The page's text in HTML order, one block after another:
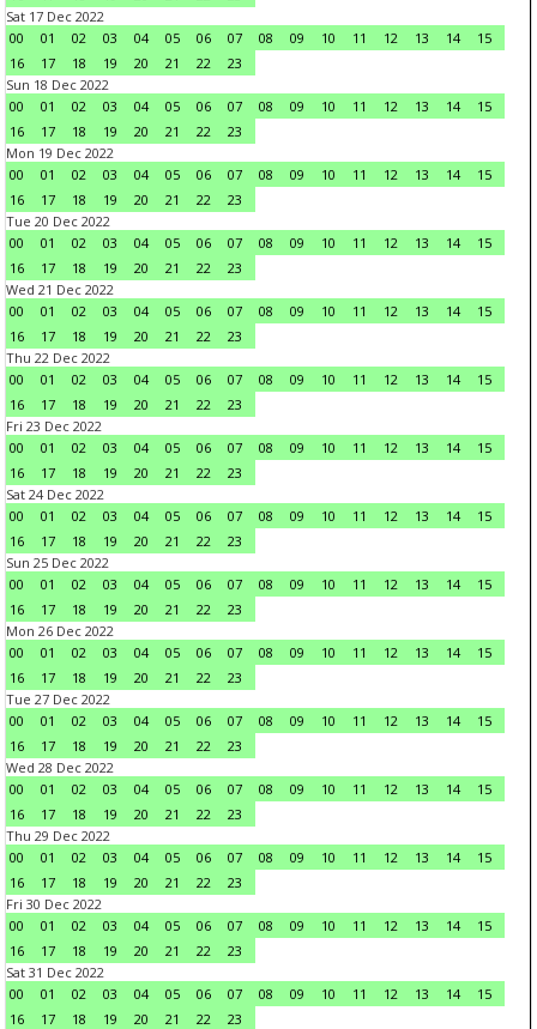
Sat 17 Dec 2022
00
01 02 03 04 05 06 07 08 09 10 11 12 13 14
15
16
17 18 19 20 21 22
23
Sun 18 Dec 2022
00
01 02 03 04 05 06 07 08 09 10 11 12 13 14
15
16
17 18 19 20 21 22
23
Mon 19 Dec 2022
00
01 02 03 04 05 06 07 08 09 10 11 12 13 14
15
16
17 18 19 20 21 22
23
Tue 20 Dec 2022
00
01 02 03 04 05 06 07 08 09 10 11 12 13 14
15
16
17 18 19 20 21 22
23
Wed 21 Dec 2022
00
01 02 03 04 05 06 07 08 09 10 11 12 13 14
15
16
17 18 19 20 21 22
23
Thu 22 Dec 2022
00
01 02 03 04 05 06 07 08 09 10 11 12 13 14
15
16
17 18 19 20 21 22
23
Fri 23 Dec 2022
00
01 02 03 04 05 06 07 08 09 10 11 12 13 14
15
16
17 18 19 20 21 22
23
Sat 24 Dec 2022
00
01 02 03 04 05 06 07 08 09 10 11 12 13 14
15
16
17 18 19 20 21 22
23
Sun 25 Dec 2022
00
01 02 03 04 05 06 07 08 09 10 11 12 13 14
15
16
17 18 19 20 21 22
23
Mon 26 Dec 2022
00
01 02 03 04 05 06 07 08 09 10 11 12 13 14
15
16
17 18 19 20 21 22
23
Tue 27 Dec 2022
00
01 02 03 04 05 06 07 08 09 10 11 12 13 14
15
16
17 18 19 20 21 22
23
Wed 28 Dec 2022
00
01 02 03 04 05 06 07 08 09 10 11 12 13 14
15
16
17 18 19 20 21 22
23
Thu 29 Dec 2022
00
01 02 03 04 05 06 07 08 09 10 11 12 13 14
15
16
17 18 19 20 21 22
23
Fri 30 Dec 2022
00
01 02 03 04 05 06 07 08 09 10 11 12 13 14
15
16
17 18 19 20 21 22
23
Sat 31 Dec 2022
00
01 02 03 04 05 06 07 08 09 10 11 12 13 14
15
16
17 18 19 20 21 22
23